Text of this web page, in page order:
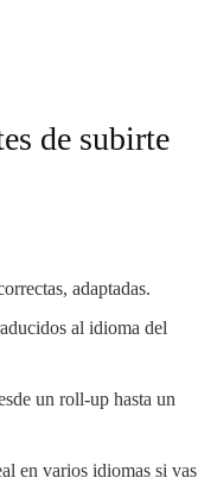
de subirte
adaptadas.
al idioma del
un roll-up hasta un
en varios idiomas si vas